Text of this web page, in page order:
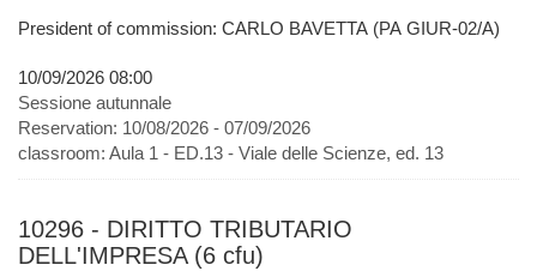
President of commission: CARLO BAVETTA (PA GIUR-02/A)
10/09/2026 08:00
Sessione autunnale
Reservation: 10/08/2026 - 07/09/2026
classroom: Aula 1 - ED.13 - Viale delle Scienze, ed. 13
10296 - DIRITTO TRIBUTARIO
DELL'IMPRESA (6 cfu)